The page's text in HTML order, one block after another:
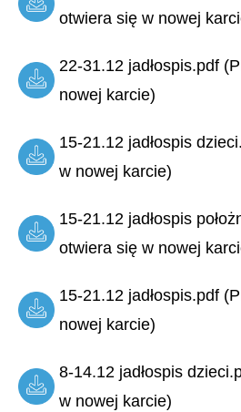
otwiera się w nowej
22-31.12 jadłospis.pdf
nowej karcie)
15-21.12 jadłospis
w nowej karcie)
15-21.12 jadłospis
otwiera się w nowej
15-21.12 jadłospis.pdf
nowej karcie)
8-14.12 jadłospis
w nowej karcie)